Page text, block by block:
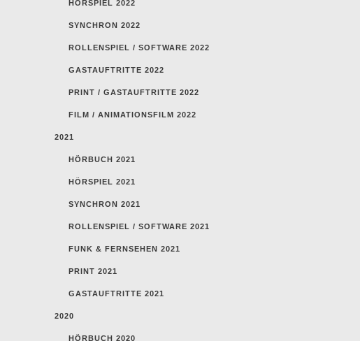
HÖRSPIEL 2022
SYNCHRON 2022
ROLLENSPIEL / SOFTWARE 2022
GASTAUFTRITTE 2022
PRINT / GASTAUFTRITTE 2022
FILM / ANIMATIONSFILM 2022
2021
HÖRBUCH 2021
HÖRSPIEL 2021
SYNCHRON 2021
ROLLENSPIEL / SOFTWARE 2021
FUNK & FERNSEHEN 2021
PRINT 2021
GASTAUFTRITTE 2021
2020
HÖRBUCH 2020